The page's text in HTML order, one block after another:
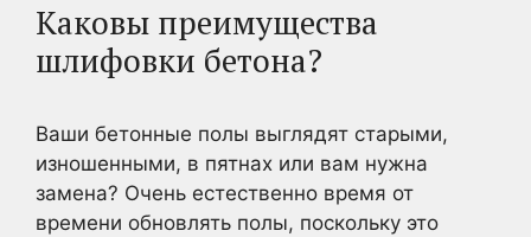
Каковы преимущества
шлифовки бетона?
Ваши бетонные полы выглядят старыми,
изношенными, в пятнах или вам нужна
замена? Очень естественно время от
времени обновлять полы, поскольку это